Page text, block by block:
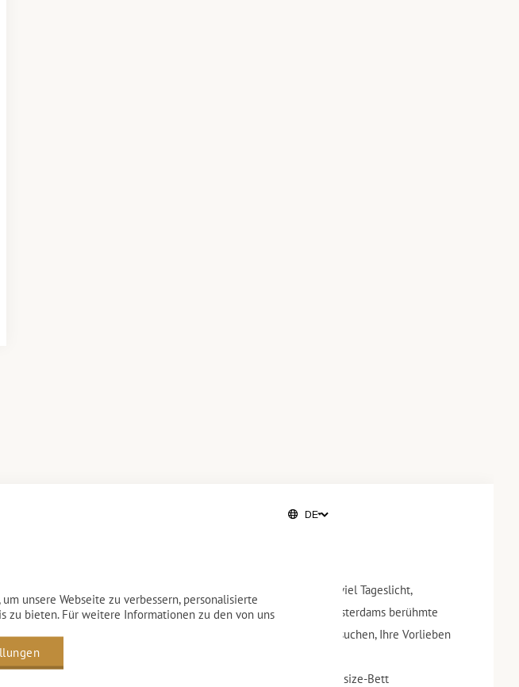
Unsere sehr geräumigen und hohen Deluxe-Zimmer bieten Ihnen viel Tageslicht,
modernen Komfort und Luxus mit atemberaubendem Blick auf Amsterdams berühmte
Grachten und verfügen über ein Twin- oder King-Size-Bett. Wir versuchen, Ihre Vorlieben
so weit wie möglich zu berücksichtigen.
Twin-Betten / Kingsize-Bett
unsere Webseite zu verbessern, personalisierte
zu bieten. Für weitere Informationen zu den von uns